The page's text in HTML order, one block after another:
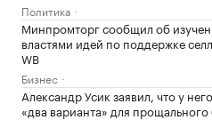
Политика
Минпромторг сообщил об
властями идей по поддержке
WB
Бизнес
Александр Усик заявил, что у
«два варианта» для прощального